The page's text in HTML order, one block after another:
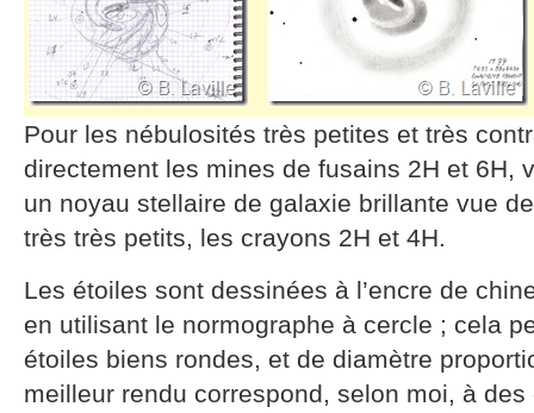
Pour les nébulosités très petites et très
directement les mines de fusains 2H et 6H,
un noyau stellaire de galaxie brillante vue
très très petits, les crayons 2H et 4H.
Les étoiles sont dessinées à l’encre de
en utilisant le normographe à cercle ; cela
étoiles biens rondes, et de diamètre
meilleur rendu correspond, selon moi, à